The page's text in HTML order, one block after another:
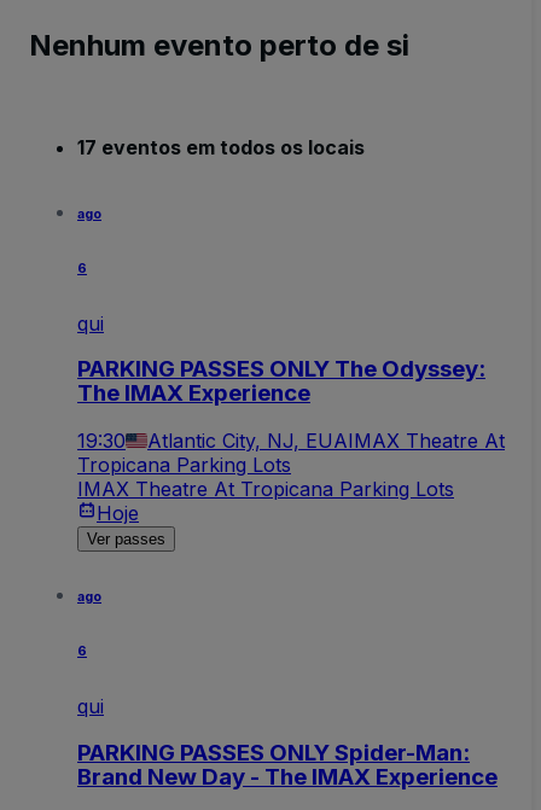
Nenhum evento perto de si
17 eventos em todos os locais
ago
6
qui
PARKING PASSES ONLY The Odyssey:
The IMAX Experience
19:30 Atlantic City, NJ, EUAIMAX Theatre At
Tropicana Parking Lots
IMAX Theatre At Tropicana Parking Lots
Hoje
Ver passes
ago
6
qui
PARKING PASSES ONLY Spider-Man:
Brand New Day - The IMAX Experience